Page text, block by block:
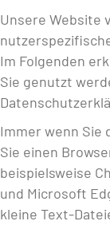
Unsere Website
Im Folgenden
Sie genutzt
Immer wenn Sie
Sie einen
beispielsweise
und Microsoft
kleine Text-